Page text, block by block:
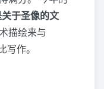
于圣像的文
描绘来与
作。